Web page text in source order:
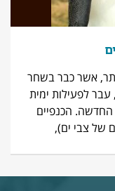
אשר כבר בשחר
עבר לפעילות ימית
החדשה. הכנפיים
של צבי ים),